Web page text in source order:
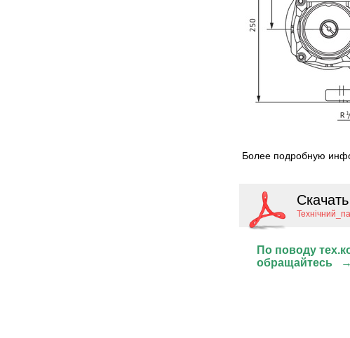
Более подробную
По поводу
обращайтесь
→